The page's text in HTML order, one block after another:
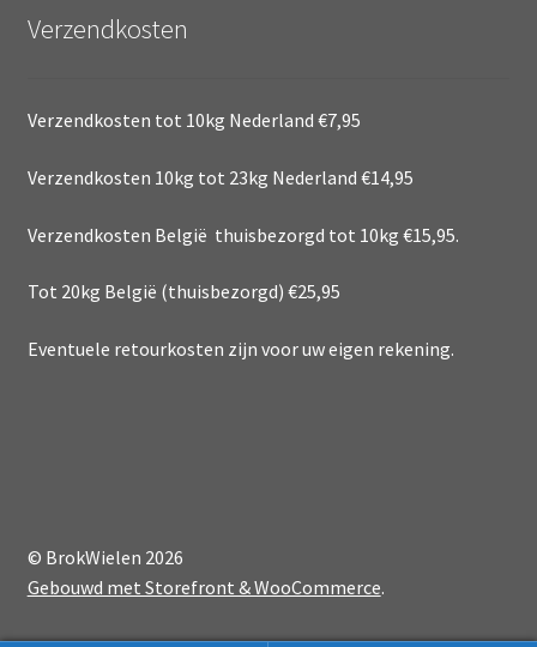
Verzendkosten
Verzendkosten tot 10kg Nederland €7,95
Verzendkosten 10kg tot 23kg Nederland €14,95
Verzendkosten België thuisbezorgd tot 10kg €15,95.
Tot 20kg België (thuisbezorgd) €25,95
Eventuele retourkosten zijn voor uw eigen rekening.
© BrokWielen 2026
Gebouwd met Storefront & WooCommerce.